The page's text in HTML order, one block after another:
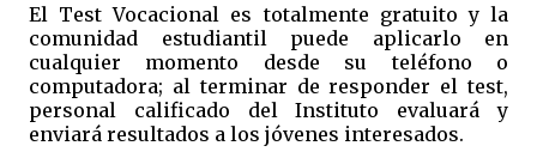
El Test Vocacional es totalmente gratuito y la
comunidad estudiantil puede aplicarlo en
cualquier momento desde su teléfono o
computadora; al terminar de responder el test,
personal calificado del Instituto evaluará y
enviará resultados a los jóvenes interesados.